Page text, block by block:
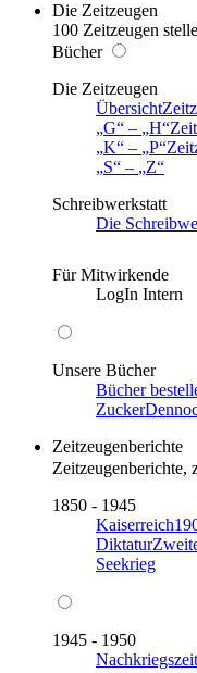
Die Zeitzeugen
100 Zeitzeugen
Bücher
Die Zeitzeugen
Übersicht
G
– H
K
– P
S
–
Z
Schreibwerkstatt
Die
Für Mitwirkende
LogIn Intern
Unsere Bücher
Bücher
Zucker
Zeitzeugenberichte
Zeitzeugenberichte,
1850 - 1945
Kaiserreich
Diktatur
Seekrieg
1945 - 1950
Nachkriegszeit